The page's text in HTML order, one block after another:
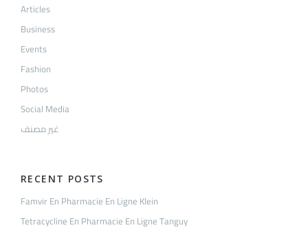
Articles
Business
Events
Fashion
Photos
Social Media
غير مصنف
RECENT POSTS
Famvir En Pharmacie En Ligne Klein
Tetracycline En Pharmacie En Ligne Tanguy